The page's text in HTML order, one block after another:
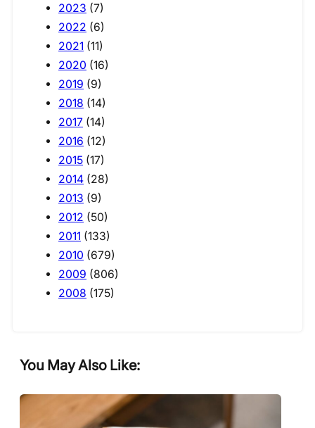
2023 (7)
2022 (6)
2021 (11)
2020 (16)
2019 (9)
2018 (14)
2017 (14)
2016 (12)
2015 (17)
2014 (28)
2013 (9)
2012 (50)
2011 (133)
2010 (679)
2009 (806)
2008 (175)
You May Also Like: